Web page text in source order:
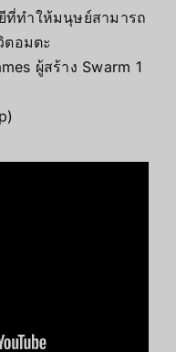
ที่ทำให้มนุษย์สามารถ
ตอมตะ
ผู้สร้าง Swarm 1